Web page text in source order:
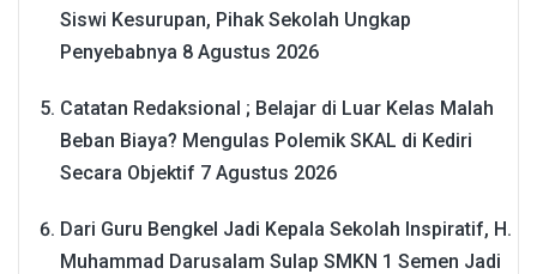
Siswi Kesurupan, Pihak Sekolah Ungkap
Penyebabnya 8 Agustus 2026
Catatan Redaksional ; Belajar di Luar Kelas Malah
Beban Biaya? Mengulas Polemik SKAL di Kediri
Secara Objektif 7 Agustus 2026
Dari Guru Bengkel Jadi Kepala Sekolah Inspiratif, H.
Muhammad Darusalam Sulap SMKN 1 Semen Jadi